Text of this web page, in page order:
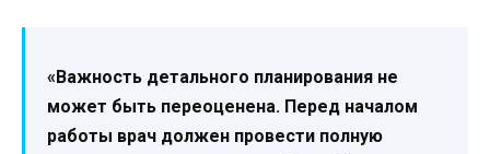
«Важность детального планирования не
может быть переоценена. Перед началом
работы врач должен провести полную